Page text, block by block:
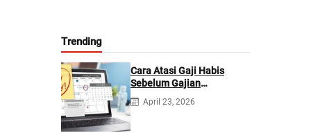
Trending
Cara Atasi Gaji Habis
Sebelum Gajian
Berikutnya
April 23, 2026